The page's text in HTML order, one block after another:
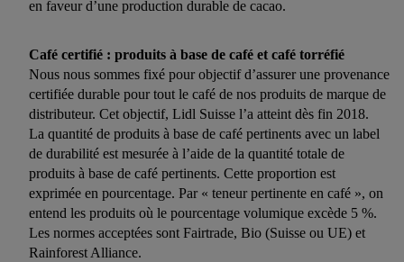
en faveur d’une production durable de cacao.
Café certifié : produits à base de café et café torréfié
Nous nous sommes fixé pour objectif d’assurer une provenance
certifiée durable pour tout le café de nos produits de marque de
distributeur. Cet objectif, Lidl Suisse l’a atteint dès fin 2018.
La quantité de produits à base de café pertinents avec un label
de durabilité est mesurée à l’aide de la quantité totale de
produits à base de café pertinents. Cette proportion est
exprimée en pourcentage. Par « teneur pertinente en café », on
entend les produits où le pourcentage volumique excède 5 %.
Les normes acceptées sont Fairtrade, Bio (Suisse ou UE) et
Rainforest Alliance.
cliquant sur « Accepter », tu consens à tous les traitements
trouveras de plus amples informations, notamment sur la durée
de conservation des données et sur ton droit de révoquer ton
consentement à tout moment avec effet pour l’avenir, dans
notredéclaration de confidentialité.Pour consulter les
mentions légales, c’est ici.